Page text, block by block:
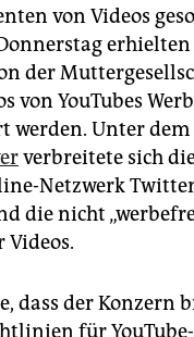
von Videos
der
von YouTubes
werden. Unter dem
verbreitete sich
Netzwerk
die nicht
dass der Konzern
für